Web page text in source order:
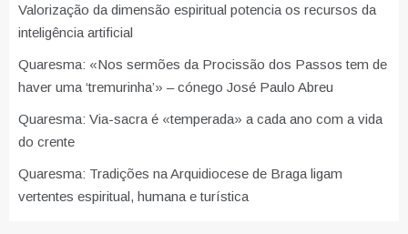
Valorização da dimensão espiritual potencia os recursos da
inteligência artificial
Quaresma: «Nos sermões da Procissão dos Passos tem de
haver uma ‘tremurinha’» – cónego José Paulo Abreu
Quaresma: Via-sacra é «temperada» a cada ano com a vida
do crente
Quaresma: Tradições na Arquidiocese de Braga ligam
vertentes espiritual, humana e turística